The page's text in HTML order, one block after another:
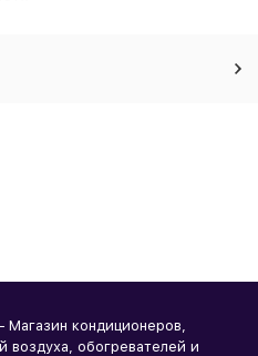
кондиционеров,
воздуха, обогревателей и